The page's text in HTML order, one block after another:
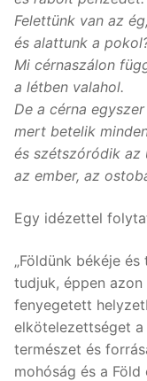
Felettünk van az ég,
és alattunk a
Mi cérnaszálon
a létben valahol.
De a cérna
mert betelik
és szétszóródik az
az ember, az
Egy idézettel
„Földünk békéje
tudjuk, éppen
fenyegetett
elkötelezettséget
természet és
mohóság és a